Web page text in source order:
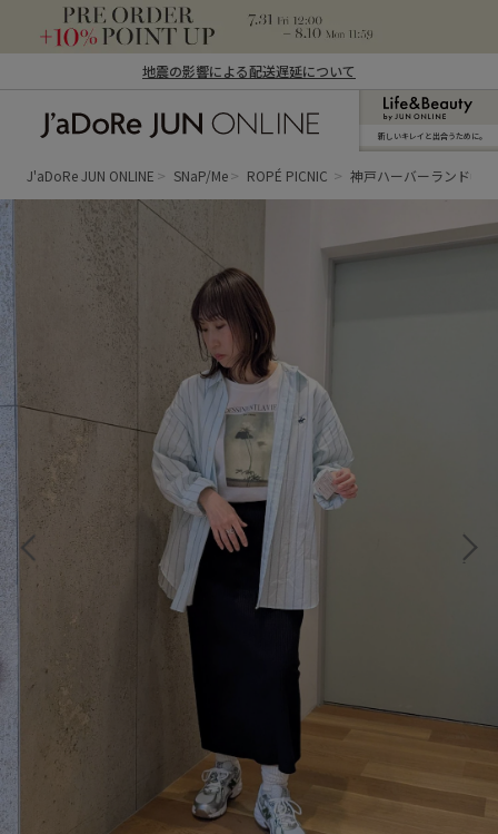
地震の影響による配送遅延について
ン オンライン）
新しいキレイと出合うために。
J'aDoRe JUN ONLINE SNaP/Me ROPÉ PICNIC 神戸ハーバーランド